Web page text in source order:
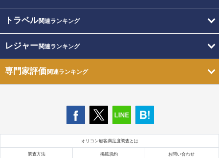
トラベル関連ランキング
レジャー関連ランキング
専門家評価関連ランキング
オリコン顧客満足度調査とは
調査方法 掲載規約 お問い合わせ